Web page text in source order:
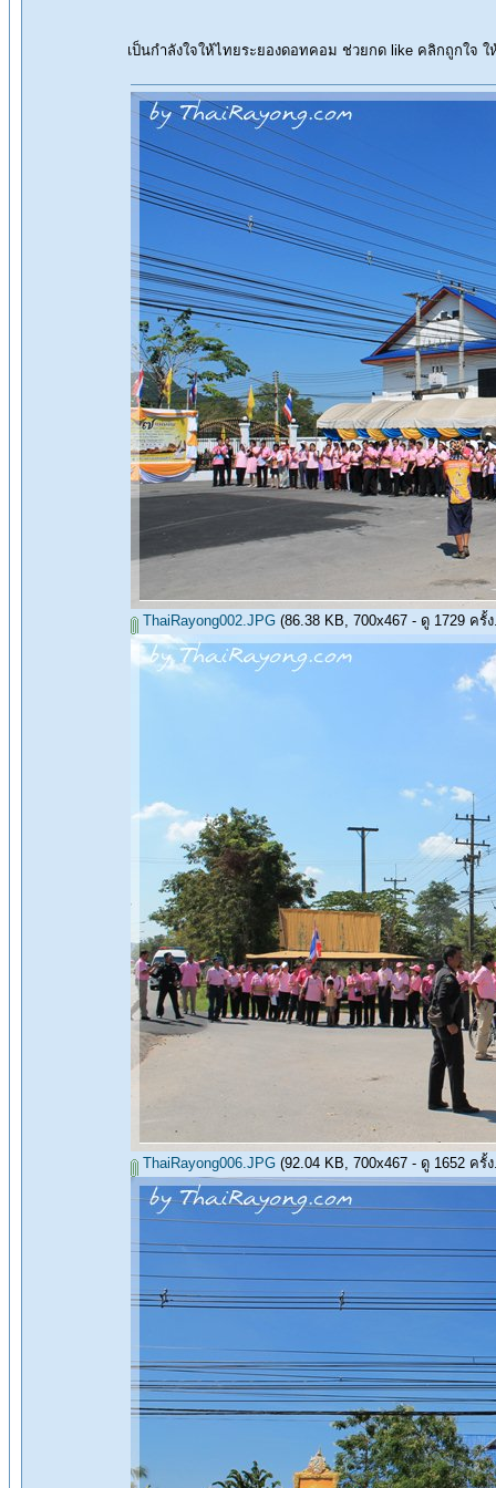
เป็นกำลังใจให้ไทยระยองดอทคอม ช่วยกด like คลิกถูกใ
ThaiRayong002.JPG (86.38 KB, 700x467 - ดู 1729 ครั้
ThaiRayong006.JPG (92.04 KB, 700x467 - ดู 1652 ครั้